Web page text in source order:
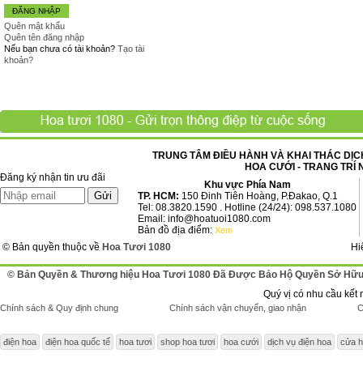
ĐĂNG NHẬP
Quên mật khẩu
Quên tên đăng nhập
Nếu bạn chưa có tài khoản? Tạo tài
khoản?
Đăng ký nhận tin ưu đãi
TRUNG TÂM ĐIỀU HÀNH VÀ KHAI THÁC
HOA CƯỚI - TRANG TRÍ
Khu vực Phía Nam
TP. HCM: 150 Đinh Tiên Hoàng, P.Đakao, Q.1
Tel: 08.3820.1590 . Hotline (24/24): 098.537.1080
Email: info@hoatuoi1080.com
Bản đồ địa điểm: Xem
© Bản quyền thuộc về Hoa Tươi 1080
© Bản Quyền & Thương hiệu Hoa Tươi 1080 Đã Được Bảo Hộ Quyền Sở Hữu
Quý vị có nhu cầu kết
Chính sách & Quy định chung Chính sách vận chuyển, giao nhận
điện hoa điện hoa quốc tế hoa tươi shop hoa tươi hoa cưới dịch vụ điện hoa cửa